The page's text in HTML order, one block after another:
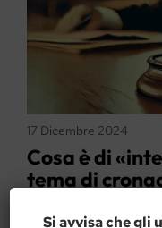
17 Dicembre 2024
Cosa è di
tema di
È il concetto che
Si avvisa che gli